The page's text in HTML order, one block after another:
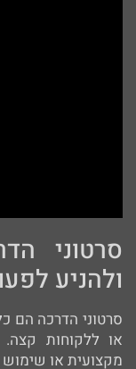
סרטוני
ולהניע
סרטוני הדרכה הם
או ללקוחות
מקצועית או שימוש